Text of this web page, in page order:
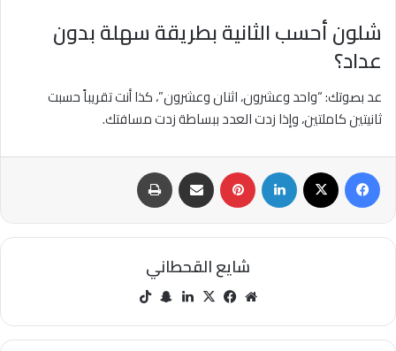
شلون أحسب الثانية بطريقة سهلة بدون
عداد؟
عد بصوتك: “واحد وعشرون، اثنان وعشرون”، كذا أنت تقريباً حسبت
ثانيتين كاملتين، وإذا زدت العدد ببساطة زدت مسافتك.
فيسبوك ‫X لينكدإن بينتيريست مشاركة عبر البريد طباعة
شايع القحطاني
مو
الوي
في
وك
‫X لينك سنا
تشا